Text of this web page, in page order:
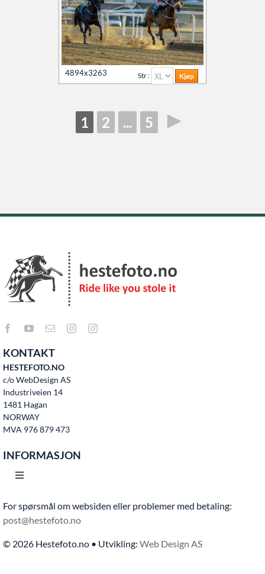
4894x3263 Str :
1 2 ... 5 ►
KONTAKT
HESTEFOTO.NO
c/o WebDesign AS
Industriveien 14
1481 Hagan
NORWAY
MVA 976 879 473
INFORMASJON
Toggle
Hjem
Bruksvilkår
For spørsmål om websiden eller problemer med betaling:
post@hestefoto.no
© 2026 Hestefoto.no • Utvikling: Web Design AS